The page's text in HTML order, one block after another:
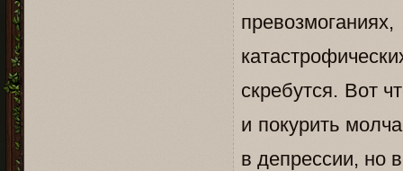
скребутся. Вот
и покурить
в депрессии, но